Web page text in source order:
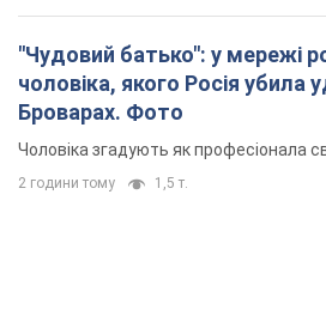
"Чудовий батько": у мережі
чоловіка, якого Росія убила
Броварах. Фото
Чоловіка згадують як професіонала
2 години тому 1,5 т.